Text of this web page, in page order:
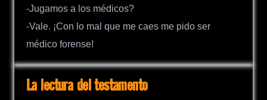
-Jugamos a los médicos?
-Vale. ¡Con lo mal que me caes me pido ser
médico forense!
La lectura del testamento